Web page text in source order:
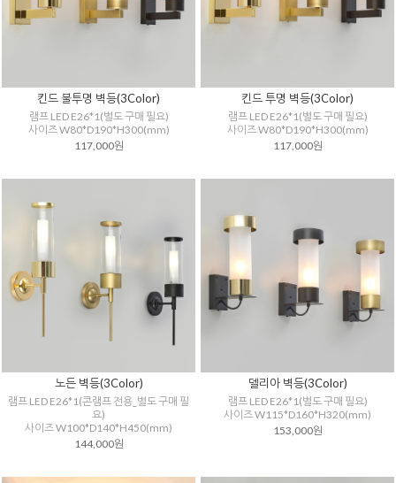
킨드 불투명 벽등(3Color)
램프 LED E26*1(별도 구매 필요)
사이즈 W80*D190*H300(mm)
117,000원
킨드 투명 벽등(3Color)
램프 LED E26*1(별도 구매 필요)
사이즈 W80*D190*H300(mm)
117,000원
노든 벽등(3Color)
램프 LED E26*1(콘램프 전용_별도 구매 필
요)
사이즈 W100*D140*H450(mm)
144,000원
델리아 벽등(3Color)
램프 LED E26*1(별도 구매 필요)
사이즈 W115*D160*H320(mm)
153,000원